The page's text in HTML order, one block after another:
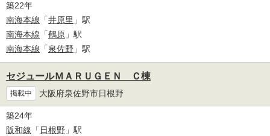
築22年
南海本線 「井原里 」駅
南海本線 「鶴原 」駅
南海本線 「泉佐野 」駅
セジュールＭＡＲＵＧＥＮ Ｃ棟
掲載中 大阪府泉佐野市日根野
築24年
阪和線 「 日根野 」駅